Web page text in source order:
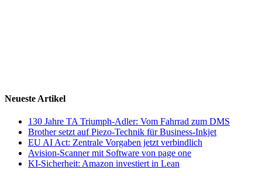
Neueste Artikel
130 Jahre TA Triumph-Adler: Vom Fahrrad zum DMS
Brother setzt auf Piezo-Technik für Business-Inkjet
EU AI Act: Zentrale Vorgaben jetzt verbindlich
Avision-Scanner mit Software von page one
KI-Sicherheit: Amazon investiert in Lean